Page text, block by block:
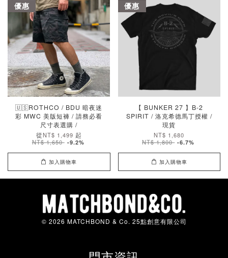
優惠
🇺🇸ROTHCO / BDU 暗夜迷
彩 MWC 美版短褲 / 請務必看
尺寸表選購 /
從NT$ 1,499 起
NT$ 1,650 -9.2%
加入購物車
優惠
【 BUNKER 27 】B-2
SPIRIT / 洛克希德馬丁授權 /
現貨
NT$ 1,680
NT$ 1,800 -6.7%
加入購物車
© 2026 MATCHBOND & Co. 25點創意有限公司